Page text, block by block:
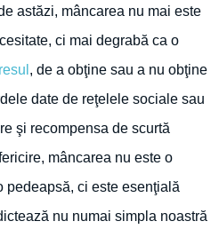
astăzi, mâncarea nu mai este
ci mai degrabă ca o
, de a obţine sau a nu obţine
date de reţelele sociale sau
şi recompensa de scurtă
mâncarea nu este o
pedeapsă, ci este esenţială
nu numai simpla noastră